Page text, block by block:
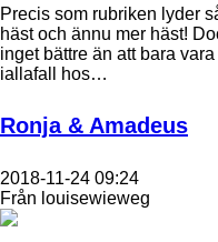
Precis som rubriken lyder
häst och ännu mer häst!
inget bättre än att bara
iallafall hos…
Ronja & Amadeus
2018-11-24 09:24
Från louisewieweg